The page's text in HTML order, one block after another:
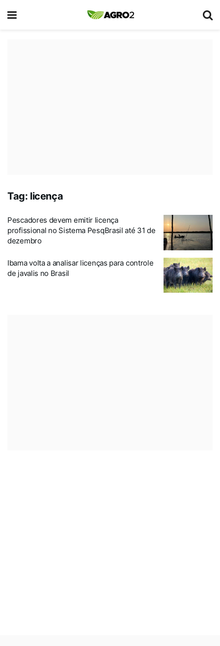
Tag: licença
Pescadores devem emitir licença
profissional no Sistema PesqBrasil até 31 de
dezembro
Ibama volta a analisar licenças para controle
de javalis no Brasil